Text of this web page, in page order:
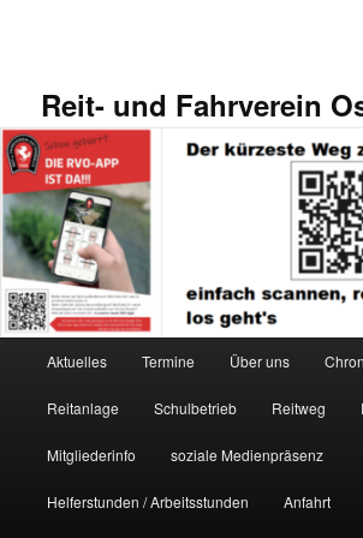
Reit- und Fahrverein
Aktuelles Termine Über uns
Reitanlage Schulbetrieb Reitweg
Mitgliederinfo soziale Medienpräsenz
Helferstunden / Arbeitsstunden Anfahrt